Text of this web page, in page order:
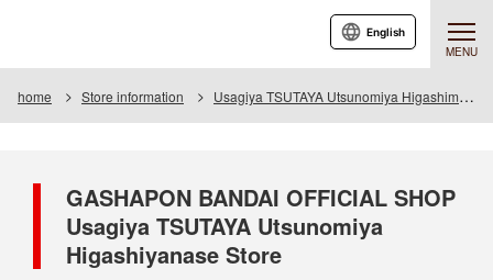
MENU
English
home Store information Usagiya TSUTAYA Utsunomiya Higashimase store
GASHAPON BANDAI OFFICIAL SHOP
Usagiya TSUTAYA Utsunomiya
Higashiyanase Store